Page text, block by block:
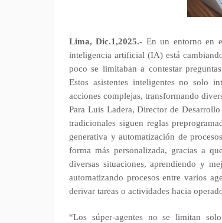
Lima, Dic.1,2025.- En un entorno en
inteligencia artificial (IA) está
poco se limitaban a contestar
Estos asistentes inteligentes no solo
acciones complejas, transformando
Para Luis Ladera, Director de
tradicionales siguen reglas
generativa y automatización de
forma más personalizada, gracias a
diversas situaciones, aprendiendo y
automatizando procesos entre varios
derivar tareas o actividades hacia
“Los súper-agentes no se limitan